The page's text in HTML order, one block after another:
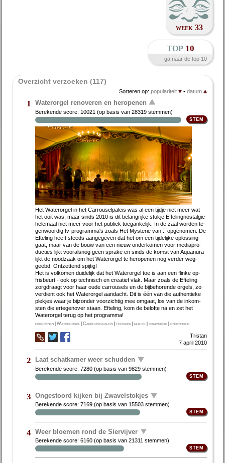
week 33
top 10
ga naar de top 10
Overzicht verzoeken (117)
Sorteren op: populariteit • datum
1 Waterorgel renoveren en heropenen
Berekende score: 10021 (op basis van28319 stemmen)
Het Wa­ter­or­gel in het Car­rou­sel­pa­leis was al een tijd­je niet meer wat
het ooit was, maar sinds 2010 is dit be­lang­rij­ke stuk­je Ef­te­ling­nostal­gie
he­le­maal niet meer voor het pu­bliek toe­gan­ke­lijk. In de zaal wor­den te­
gen­woor­dig tv-pro­gram­ma's zo­als Het Mysterie van... op­ge­no­men. De
Ef­te­ling heeft steeds aan­ge­ge­ven dat het om een tij­de­lij­ke op­los­sing
gaat, maar van de bouw van een nieuw on­der­ko­men voor me­dia­pro­
duc­ties lijkt voor­als­nog geen spra­ke en sinds de komst van Aquan­ura
lijkt de nood­zaak om het Wa­ter­or­gel te her­o­pe­nen nog ver­der weg­
geëbd. Ont­zet­tend spij­tig!
Het is vol­ko­men dui­de­lijk dat het Wa­ter­or­gel toe is aan een flin­ke op­
fris­beurt - ook op tech­nisch en cre­a­tief vlak. Maar zo­als de Ef­te­ling
zorgdraagt voor haar ou­de car­rou­sels en de bij­be­ho­ren­de or­gels, zo
ver­dient ook het Wa­ter­or­gel aan­dacht. Dit is één van die au­then­tie­ke
plek­jes waar je bij­zon­der voor­zich­tig mee om­gaat, los van de in­kom­
sten die er­te­gen­over staan. Ef­te­ling, kom de be­lof­te na en zet het
Water­orgel terug op het pro­gram­ma!
heropenen |Waterorgel |Carrouselpaleis |techniek |muziek |commercie |onderhoud
Tristan
7 april 2010
2 Laat schatkamer weer schudden
Berekende score:7280 (op basis van9829 stemmen)
3 Ongestoord kijken bij Zwavelstokjes
Berekende score:7169 (op basis van 15503 stemmen)
4 Weer bloemen rond de Siervijver
Berekende score:6160 (op basis van21311 stemmen)